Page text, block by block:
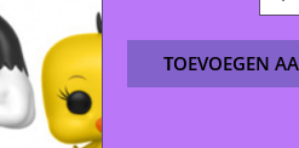
TOEVOEGEN